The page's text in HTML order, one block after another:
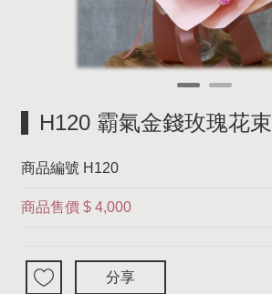
H120 霸氣金錢玫瑰花束
商品編號 H120
商品售價 $ 4,000
分享